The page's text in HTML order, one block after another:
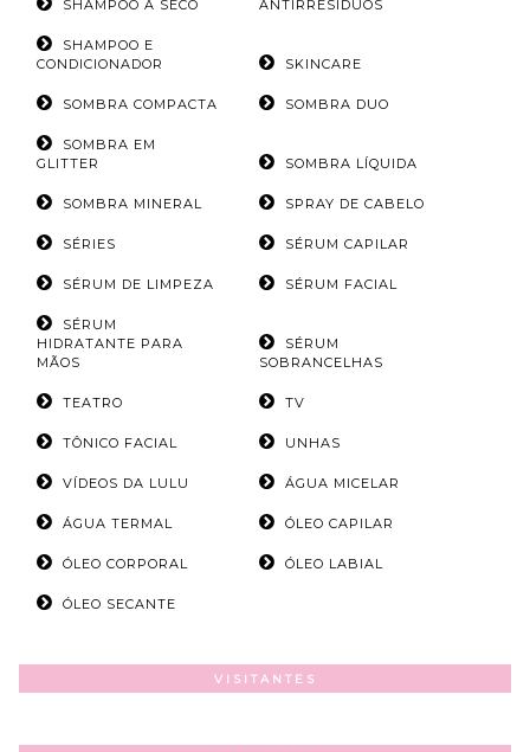
SHAMPOO A SECO
ANTIRRESIDUOS
SHAMPOO E
CONDICIONADOR
SKINCARE
SOMBRA COMPACTA SOMBRA DUO
SOMBRA EM
GLITTER
SOMBRA LÍQUIDA
SOMBRA MINERAL SPRAY DE CABELO
SÉRIES SÉRUM CAPILAR
SÉRUM DE LIMPEZA SÉRUM FACIAL
SÉRUM
HIDRATANTE PARA
MÃOS
SÉRUM
SOBRANCELHAS
TEATRO TV
TÔNICO FACIAL UNHAS
VÍDEOS DA LULU ÁGUA MICELAR
ÁGUA TERMAL ÓLEO CAPILAR
ÓLEO CORPORAL ÓLEO LABIAL
ÓLEO SECANTE
VISITANTES